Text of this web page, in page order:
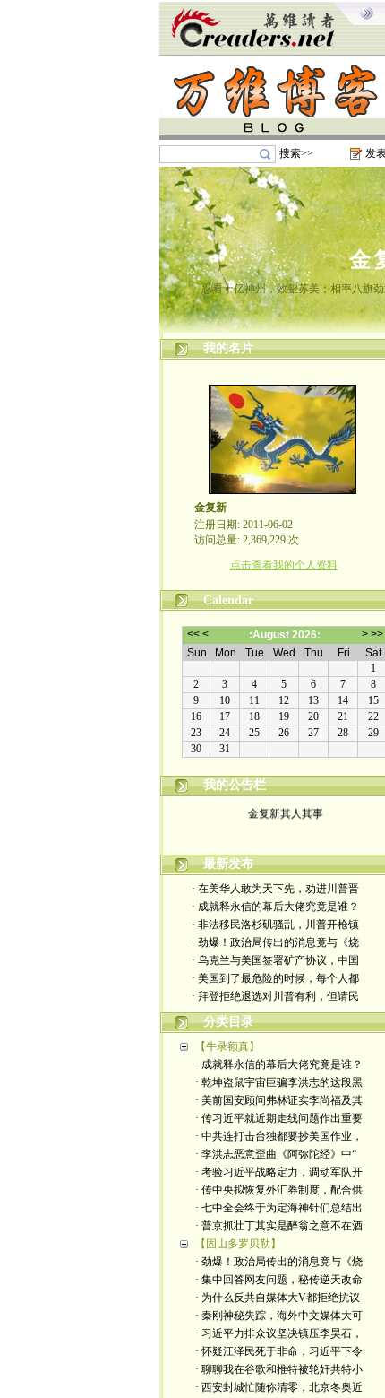
搜索>> 发
金
忍看十亿神州，效颦苏美；相率八旗
我的名片
金复新
注册日期: 2011-06-02
访问总量: 2,369,229 次
点击查看我的个人资料
Calendar
我的公告栏
最新发布
· 在美华人敢为天下先，劝进川普晋
· 成就释永信的幕后大佬究竟是谁？
· 非法移民洛杉矶骚乱，川普开枪镇
· 劲爆！政治局传出的消息竟与《烧
· 乌克兰与美国签署矿产协议，中国
· 美国到了最危险的时候，每个人都
· 拜登拒绝退选对川普有利，但请民
分类目录
【牛录额真】
· 成就释永信的幕后大佬究竟是谁？
· 乾坤盗鼠宇宙巨骗李洪志的这段黑
· 美前国安顾问弗林证实李尚福及其
· 传习近平就近期走线问题作出重要
· 中共连打击台独都要抄美国作业，
· 李洪志恶意歪曲《阿弥陀经》中“
· 考验习近平战略定力，调动军队开
· 传中央拟恢复外汇券制度，配合供
· 七中全会终于为定海神针们总结出
· 普京抓壮丁其实是醉翁之意不在酒
【固山多罗贝勒】
· 劲爆！政治局传出的消息竟与《烧
· 集中回答网友问题，秘传逆天改命
· 为什么反共自媒体大V都拒绝抗议
· 秦刚神秘失踪，海外中文媒体大可
· 习近平力排众议坚决镇压李昊石，
· 怀疑江泽民死于非命，习近平下令
· 聊聊我在谷歌和推特被轮奸共特小
· 西安封城忙随你清零，北京冬奥近